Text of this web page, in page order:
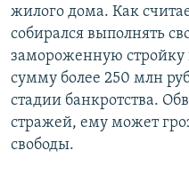
жилого дома. Как
собирался выполнять
замороженную стройку
сумму более 250 млн
стадии банкротства.
стражей, ему может
свободы.